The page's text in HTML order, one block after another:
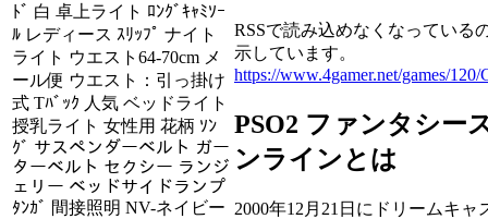
ﾄﾞ 白 卓上ライト ﾛﾝｸﾞｷｬﾐｿｰ
ﾙ レディース ｽﾘｯﾌﾟ ナイト
ライト ウエスト64-70cm メ
ール便 ウエスト：引っ掛け
式 Tﾊﾞｯｸ 人気 ベッドライト
授乳ライト 女性用 花柄 ｿﾝ
ｸﾞ サスペンダーベルト ガー
ターベルト セクシー ランジ
ェリー ベッドサイドランプ
ﾀﾝｶﾞ 間接照明 NV-ネイビー
RSSで読み込めなくなっている
示しています。
https://www.4gamer.net/games/120/
PSO2 ファンタシー
ンラインとは
2000年12月21日にドリームキャ